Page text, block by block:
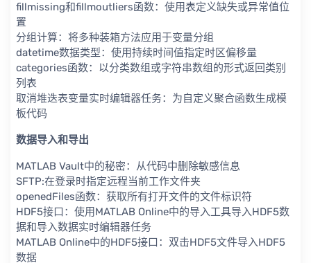
fillmissing和fillmoutliers函数：使用表定义缺失或异常值位
置
分组计算：将多种装箱方法应用于变量分组
datetime数据类型：使用持续时间值指定时区偏移量
categories函数：以分类数组或字符串数组的形式返回类别
列表
取消堆迭表变量实时编辑器任务：为自定义聚合函数生成模
板代码
数据导入和导出
MATLAB Vault中的秘密：从代码中删除敏感信息
SFTP:在登录时指定远程当前工作文件夹
openedFiles函数：获取所有打开文件的文件标识符
HDF5接口：使用MATLAB Online中的导入工具导入HDF5数
据和导入数据实时编辑器任务
MATLAB Online中的HDF5接口：双击HDF5文件导入HDF5
数据